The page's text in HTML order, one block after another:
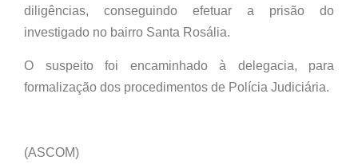
diligências, conseguindo efetuar a prisão do
investigado no bairro Santa Rosália.
O suspeito foi encaminhado à delegacia, para
formalização dos procedimentos de Polícia Judiciária.
(ASCOM)